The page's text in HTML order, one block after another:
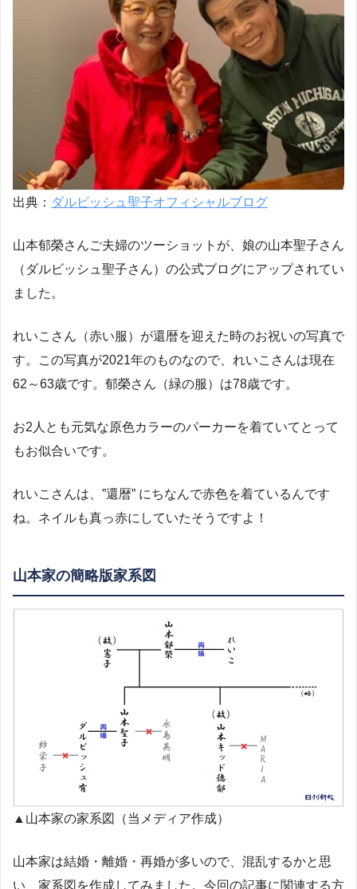
出典： ダルビッシュ聖子オフィシャルブログ
山本郁榮さんご夫婦のツーショットが、娘の山本聖子さん
（ダルビッシュ聖子さん）の公式ブログにアップされてい
ました。
れいこさん（赤い服）が還暦を迎えた時のお祝いの写真で
す。この写真が2021年のものなので、れいこさんは現在
62～63歳です。郁榮さん（緑の服）は78歳です。
お2人とも元気な原色カラーのパーカーを着ていてとって
もお似合いです。
れいこさんは、”還暦” にちなんで赤色を着ているんです
ね。ネイルも真っ赤にしていたそうですよ！
山本家の簡略版家系図
▲山本家の家系図（当メディア作成）
山本家は結婚・離婚・再婚が多いので、混乱するかと思
い、家系図を作成してみました。今回の記事に関連する方